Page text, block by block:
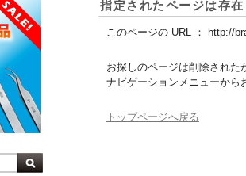
指定されたページは存
このページの URL ： http://
お探しのページは削除された
ナビゲーションメニューから
トップページへ戻る